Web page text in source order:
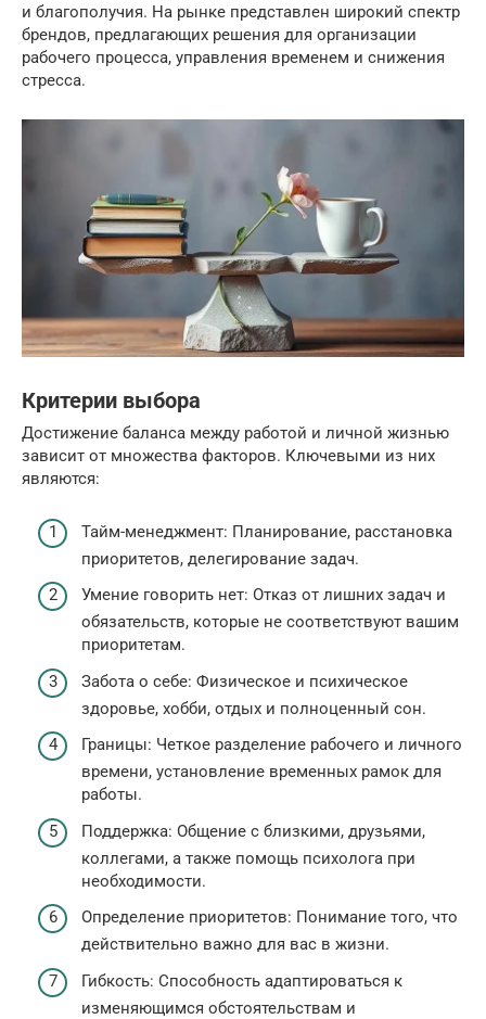
и благополучия. На рынке представлен широкий спектр
брендов, предлагающих решения для организации
рабочего процесса, управления временем и снижения
стресса.
Критерии выбора
Достижение баланса между работой и личной жизнью
зависит от множества факторов. Ключевыми из них
являются:
Тайм-менеджмент: Планирование, расстановка
приоритетов, делегирование задач.
Умение говорить нет: Отказ от лишних задач и
обязательств, которые не соответствуют вашим
приоритетам.
Забота о себе: Физическое и психическое
здоровье, хобби, отдых и полноценный сон.
Границы: Четкое разделение рабочего и личного
времени, установление временных рамок для
работы.
Поддержка: Общение с близкими, друзьями,
коллегами, а также помощь психолога при
необходимости.
Определение приоритетов: Понимание того, что
действительно важно для вас в жизни.
Гибкость: Способность адаптироваться к
изменяющимся обстоятельствам и